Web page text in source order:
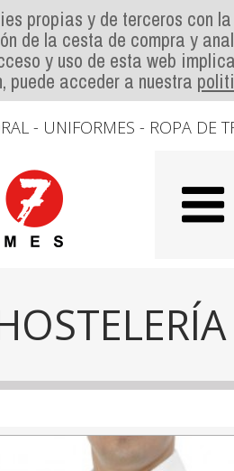
propias y de terceros con
de la cesta de compra y
y uso de esta web
puede acceder a nuestra
- UNIFORMES - ROPA DE